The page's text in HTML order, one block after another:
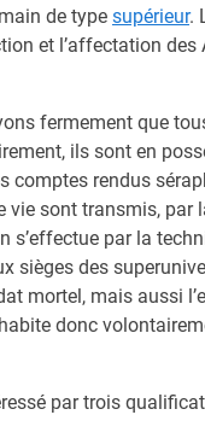
de type supérieur.
et l’affectation des
fermement que
ils sont en
comptes rendus
vie sont transmis, par
s’effectue par la
sièges des
mortel, mais aussi
donc
par trois